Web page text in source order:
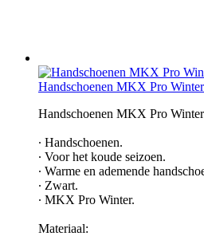
Handschoenen MKX Pro
Handschoenen MKX Pro
∙ Handschoenen.
∙ Voor het koude seizoen.
∙ Warme en ademende
∙ Zwart.
∙ MKX Pro Winter.
Materiaal: